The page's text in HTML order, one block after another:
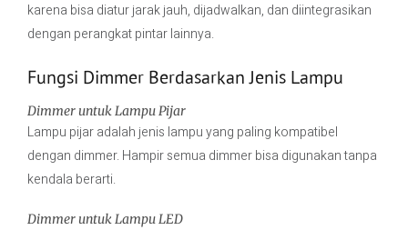
karena bisa diatur jarak jauh, dijadwalkan, dan diintegrasikan
dengan perangkat pintar lainnya.
Fungsi Dimmer Berdasarkan Jenis Lampu
Dimmer untuk Lampu Pijar
Lampu pijar adalah jenis lampu yang paling kompatibel
dengan dimmer. Hampir semua dimmer bisa digunakan tanpa
kendala berarti.
Dimmer untuk Lampu LED